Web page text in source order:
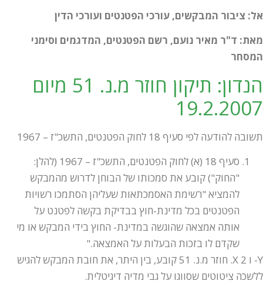
אל: ציבור המבקשים, עורכי הפטנטים ועורכי הדין
מאת: ד"ר מאיר נועם, רשם הפטנטים, המדגמים וסימני
המסחר
הנדון: תיקון חוזר מ.נ. 51 מיום
19.2.2007
תשובה להודעה לפי סעיף 18 לחוק הפטנטים, התשכ"ז – 1967
סעיף 18 (א) לחוק הפטנטים, התשכ"ז – 1967 (להלן:
"החוק") קובע את סמכותו של הבוחן לדרוש מהמבקש
להמציא "רשימת האסמכתאות שעליהן הסתמכו רשויות
הפטנטים בכל מדינת-חוץ בבדיקת בקשה לפטנט על
אותה אמצאה שהוגשה במדינת- החוץ בידי המבקש או מי
שקדם לו בזכות הבעלות על האמצאה."
Y- ו X 2. חוזר מ.נ. 51 קובע, בין היתר, את חובת המבקש להגיש
ללשכה ציטוטים שסווגו על גבי מדיה דיגיטלית.